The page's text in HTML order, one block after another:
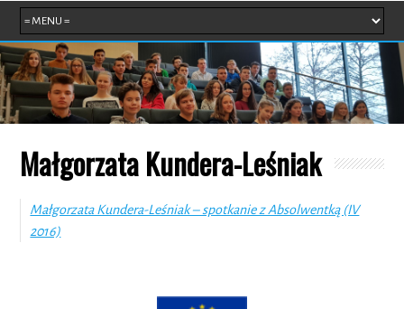
Małgorzata Kundera-Leśniak
Małgorzata Kundera-Leśniak – spotkanie z Absolwentką (IV
2016)